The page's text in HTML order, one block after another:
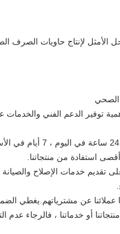
الصحي
توفير الدعم الفني والخدمات
يتوفر موظفو
استفادة من منتجاتنا.
تقديم خدمات الإصلاح
عن مشترياتهم.يغطي
أو خدماتنا ، فالرجاء عدم